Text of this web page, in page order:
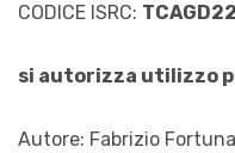
CODICE ISRC:
si autorizza utilizzo
Autore: Fabrizio